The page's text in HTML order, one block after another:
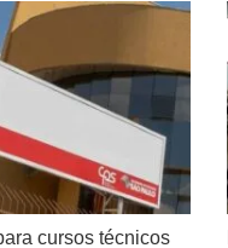
cursos técnicos